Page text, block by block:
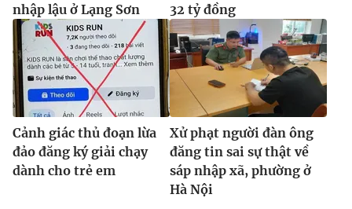
nhập lậu ở Lạng Sơn
32 tỷ đồng
Cảnh giác thủ đoạn lừa
đảo đăng ký giải chạy
dành cho trẻ em
Xử phạt người đàn ông
đăng tin sai sự thật về
sáp nhập xã, phường ở
Hà Nội